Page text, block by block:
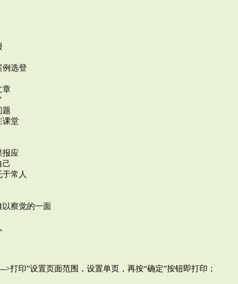
选登
章
堂
应
常人
察觉的一面
>打印”设置页面范围，设置单页，再按“确定”按钮即打印；